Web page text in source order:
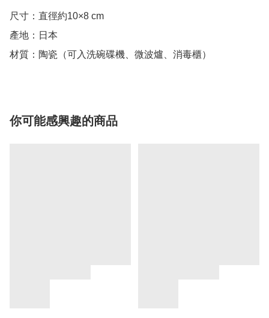
尺寸：直徑約10×8 cm
產地：日本
材質：陶瓷（可入洗碗碟機、微波爐、消毒櫃）
你可能感興趣的商品